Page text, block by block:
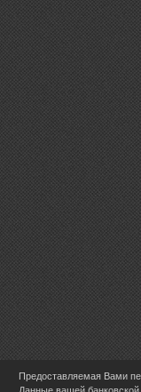
Предоставляемая Вами